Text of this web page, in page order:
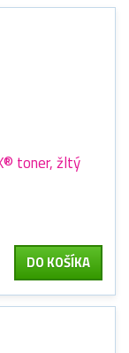
toner, žltý
DO KOŠÍKA